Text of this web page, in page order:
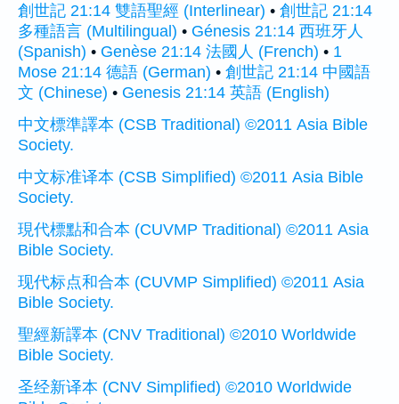
創世記 21:14 雙語聖經 (Interlinear) • 創世記 21:14
多種語言 (Multilingual) • Génesis 21:14 西班牙人
(Spanish) • Genèse 21:14 法國人 (French) • 1
Mose 21:14 德語 (German) • 創世記 21:14 中國語
文 (Chinese) • Genesis 21:14 英語 (English)
中文標準譯本 (CSB Traditional) ©2011 Asia Bible
Society.
中文标准译本 (CSB Simplified) ©2011 Asia Bible
Society.
現代標點和合本 (CUVMP Traditional) ©2011 Asia
Bible Society.
现代标点和合本 (CUVMP Simplified) ©2011 Asia
Bible Society.
聖經新譯本 (CNV Traditional) ©2010 Worldwide
Bible Society.
圣经新译本 (CNV Simplified) ©2010 Worldwide